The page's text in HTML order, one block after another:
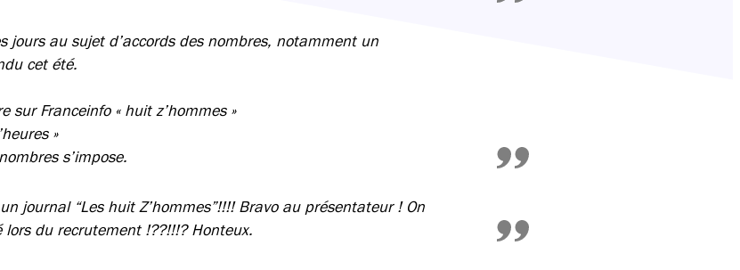
jours au sujet d’accords des nombres, notamment un
cet été.
sur Franceinfo « huit z’hommes »
»
s’impose.
journal “Les huit Z’hommes”!!!! Bravo au présentateur ! On
lors du recrutement !??!!!? Honteux.